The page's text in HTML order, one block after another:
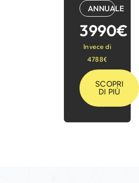
ANNUALE
3990€
Invece di
4788€
SCOPRI
DI PIÙ